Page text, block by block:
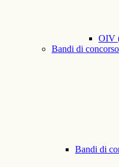
OIV
Bandi di concorso
Bandi di